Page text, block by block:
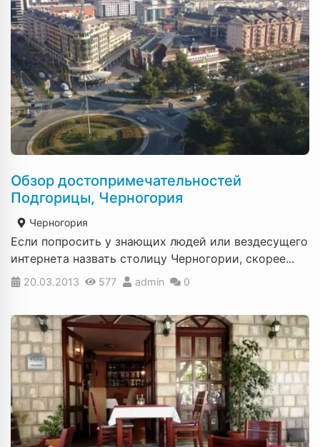
Обзор достопримечательностей
Подгорицы, Черногория
Черногория
Если попросить у знающих людей или вездесущего
интернета назвать столицу Черногории, скорее...
20.03.2013 577 admin 0